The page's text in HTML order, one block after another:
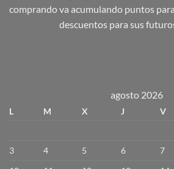
comprando va acumulando puntos
descuentos para sus
agosto 2026
L M X J V
3
4 5 6 7